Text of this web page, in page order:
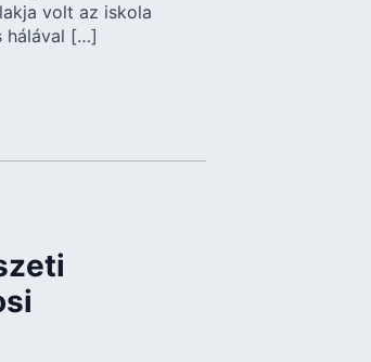
volt az iskola
hálával […]